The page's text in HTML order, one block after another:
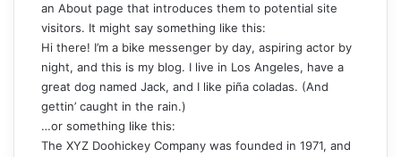
an About page that introduces them to potential site
visitors. It might say something like this:
Hi there! I’m a bike messenger by day, aspiring actor by
night, and this is my blog. I live in Los Angeles, have a
great dog named Jack, and I like piña coladas. (And
gettin’ caught in the rain.)
…or something like this:
The XYZ Doohickey Company was founded in 1971, and